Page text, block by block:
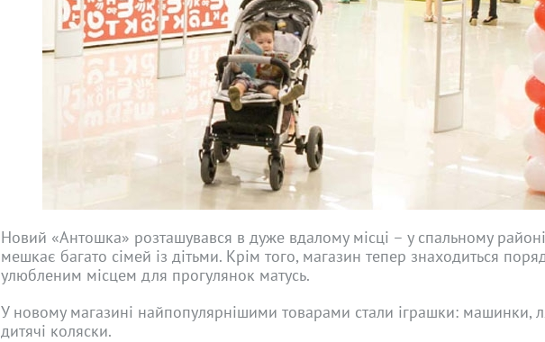
Новий «Антошка» розташувався в дуже вдалому місці – у спальному
мешкає багато сімей із дітьми. Крім того, магазин тепер знаходиться
улюбленим місцем для прогулянок матусь.
У новому магазині найпопулярнішими товарами стали іграшки: машинки,
дитячі коляски.